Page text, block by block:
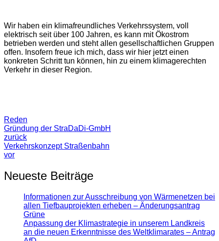
Wir haben ein klimafreundliches Verkehrssystem, voll
elektrisch seit über 100 Jahren, es kann mit Ökostrom
betrieben werden und steht allen gesellschaftlichen Gruppen
offen. Insofern freue ich mich, dass wir hier jetzt einen
konkreten Schritt tun können, hin zu einem klimagerechten
Verkehr in dieser Region.
Reden
Gründung der StraDaDi-GmbH
zurück
Verkehrskonzept Straßenbahn
vor
Neueste Beiträge
Informationen zur Ausschreibung von Wärmenetzen bei
allen Tiefbauprojekten erheben – Änderungsantrag
Grüne
Anpassung der Klimastrategie in unserem Landkreis
an die neuen Erkenntnisse des Weltklimarates – Antrag